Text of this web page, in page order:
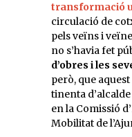
transformació
circulació de
pels veïns i
no s’havia fet
d’obres i les
però, que
tinenta
en la Comissió
Mobilitat de